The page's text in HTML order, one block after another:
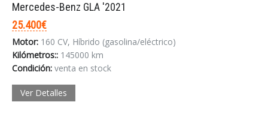
Mercedes-Benz GLA '2021
25.400€
Motor: 160 CV, Híbrido (gasolina/eléctrico)
Kilómetros:: 145000 km
Condición: venta en stock
Ver Detalles